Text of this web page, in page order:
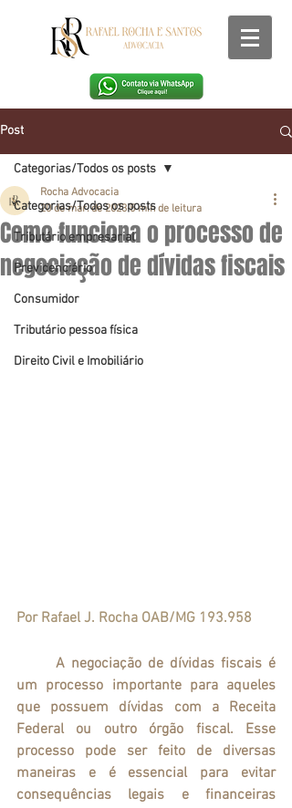
Post
Categorias/Todos os posts
Tributário empresarial
Previdenciário
Consumidor
Tributário pessoa física
Direito Civil e Imobiliário
Categorias/Todos os posts
Como funciona o processo de
negociação de dívidas fiscais
Rocha Advocacia
20 de mar. de 2023 5 min de leitura
Por Rafael J. Rocha OAB/MG 193.958
um processo importante para aqueles
que possuem dívidas com a Receita
Federal ou outro órgão fiscal. Esse
processo pode ser feito de diversas
maneiras e é essencial para evitar
consequências legais e financeiras